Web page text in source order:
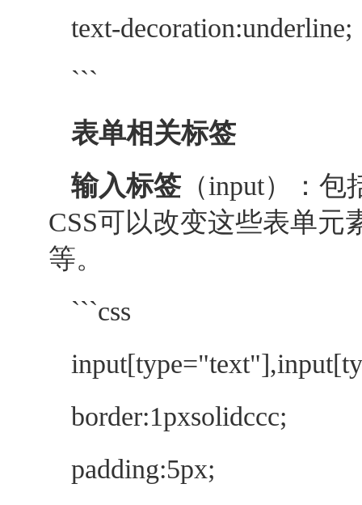
text-decoration:underline;
```
表单相关标签
输入标签（input）：包
CSS可以改变这些表单
等。
```css
border:1pxsolidccc;
padding:5px;